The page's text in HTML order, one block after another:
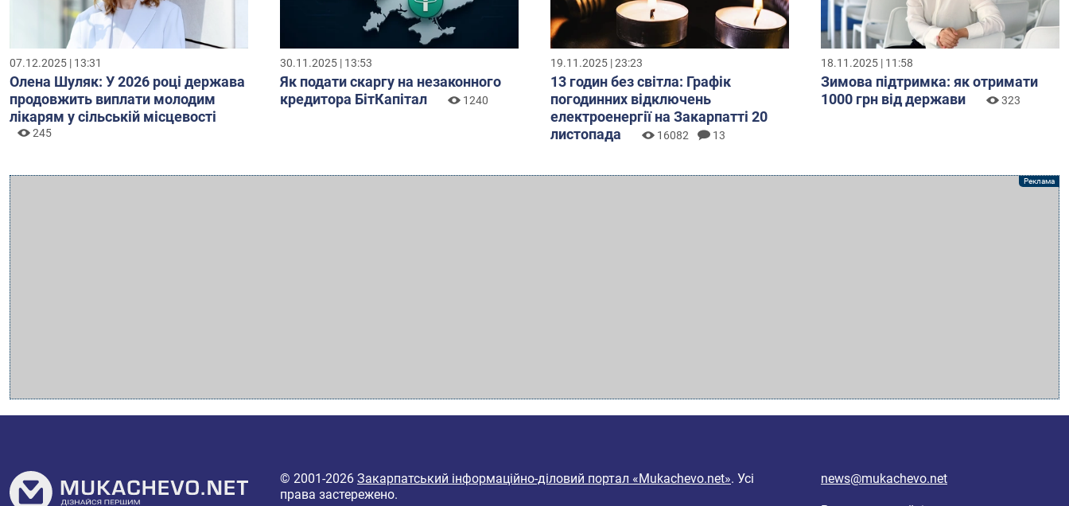
07.12.2025 | 13:31
Олена Шуляк: У 2026 році держава
продовжить виплати молодим
лікарям у сільській місцевості
245
30.11.2025 | 13:53
Як подати скаргу на незаконного
кредитора БітКапітал
1240
19.11.2025 | 23:23
13 годин без світла: Графік
погодинних відключень
електроенергії на Закарпатті 20
листопада
16082 13
18.11.2025 | 11:58
Зимова підтримка: як отримати
1000 грн від держави
323
© 2001-2026 Закарпатський інформаційно-діловий портал «Mukachevo.net». Усі
права застережено.
news@mukachevo.net